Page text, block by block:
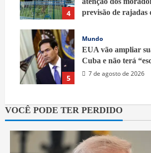
4
previsão de rajadas
5
Mundo
EUA vão ampliar
Cuba e não terá
7 de agosto de 2026
VOCÊ PODE TER PERDIDO